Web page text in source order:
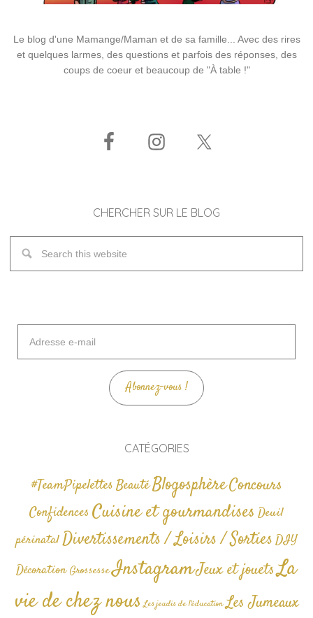
Le blog d'une Mamange/Maman et de sa famille... Avec des rires
et quelques larmes, des questions et parfois des réponses, des
coups de coeur et beaucoup de "À table !"
CHERCHER SUR LE BLOG
mail
Abonnez-vous !
CATÉGORIES
#TeamPipelettesBeautéBlogosphèreConcours
Confidences Cuisine et gourmandises Deuil
périnatalDivertissements / Loisirs / SortiesDIY
Décoration GrossesseInstagramJeux et jouetsLa
vie de chez nous Les jeudis de l'éducation Les Jumeaux